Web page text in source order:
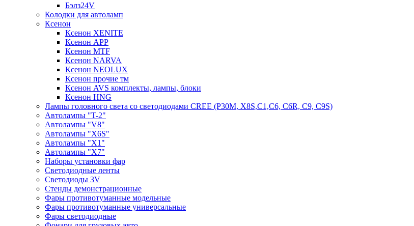
Бэлз24V
Колодки для автоламп
Ксенон
Ксенон XENITE
Ксенон APP
Ксенон MTF
Ксенон NARVA
Ксенон NEOLUX
Ксенон прочие тм
Ксенон AVS комплекты, лампы, блоки
Ксенон HNG
Лампы головного света со светодиодами CREE (P30M, X8S,С1,С6, С6R, С9, С9S)
Автолампы "T-2"
Автолампы "V8"
Автолампы "X6S"
Автолампы "Х1"
Автолампы "Х7"
Наборы установки фар
Светодиодные ленты
Светодиоды 3V
Стенды демонстрационные
Фары противотуманные модельные
Фары противотуманные универсальные
Фары светодиодные